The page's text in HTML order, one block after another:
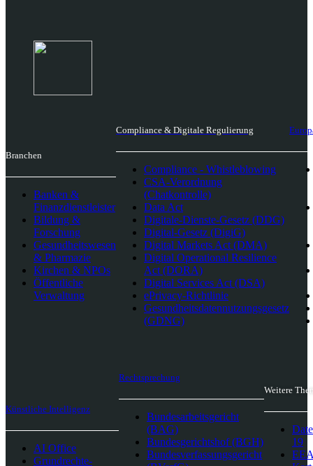
Branchen
Banken &
Finanzdienstleister
Bildung &
Forschung
Gesundheitswesen
& Pharmazie
Kirchen & NPOs
Öffentliche
Verwaltung
Compliance & Digitale Regulierung
Compliance - Whistleblowing
CSA-Verordnung
(Chatkontrolle)
Data Act
Digitale-Dienste-Gesetz (DDG)
Digital-Gesetz (DigiG)
Digital Markets Act (DMA)
Digital Operational Resilience
Act (DORA)
Digital Services Act (DSA)
ePrivacy-Richtlinie
Gesundheitsdatennutzungsgesetz
(GDNG)
Künstliche Intelligenz
AI Office
Grundrechte-
Rechtsprechung
Bundesarbeitsgericht
(BAG)
Bundesgerichtshof (BGH)
Bundesverfassungsgericht
Weitere
19